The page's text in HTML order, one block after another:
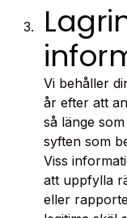
Vi behåller
år efter att
så länge
syften som
Viss
att uppfylla
eller